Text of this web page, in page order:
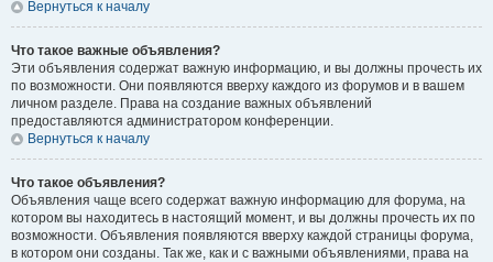
Вернуться к началу
Что такое важные объявления?
Эти объявления содержат важную информацию, и вы должны прочесть их
по возможности. Они появляются вверху каждого из форумов и в вашем
личном разделе. Права на создание важных объявлений
предоставляются администратором конференции.
Вернуться к началу
Что такое объявления?
Объявления чаще всего содержат важную информацию для форума, на
котором вы находитесь в настоящий момент, и вы должны прочесть их по
возможности. Объявления появляются вверху каждой страницы форума,
в котором они созданы. Так же, как и с важными объявлениями, права на